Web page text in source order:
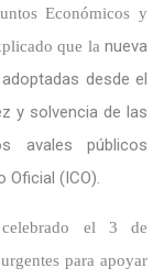
Económicos y
que la nueva
desde el
y solvencia de las
avales públicos
Oficial (ICO).
el 3 de
para apoyar